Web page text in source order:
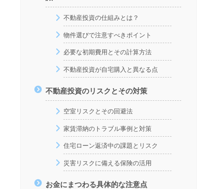
不動産投資の仕組みとは？
物件選びで注意すべきポイント
必要な初期費用とその計算方法
不動産投資が自宅購入と異なる点
不動産投資のリスクとその対策
空室リスクとその回避法
家賃滞納のトラブル事例と対策
住宅ローン返済中の課題とリスク
災害リスクに備える保険の活用
お金にまつわる具体的な注意点